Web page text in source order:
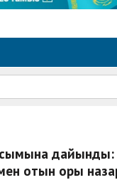
отын қоры